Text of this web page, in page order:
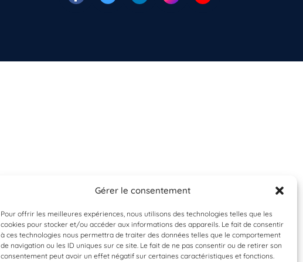
Gérer le consentement
Pour offrir les meilleures expériences, nous utilisons des technologies telles que les
cookies pour stocker et/ou accéder aux informations des appareils. Le fait de consentir
à ces technologies nous permettra de traiter des données telles que le comportement
de navigation ou les ID uniques sur ce site. Le fait de ne pas consentir ou de retirer son
consentement peut avoir un effet négatif sur certaines caractéristiques et fonctions.